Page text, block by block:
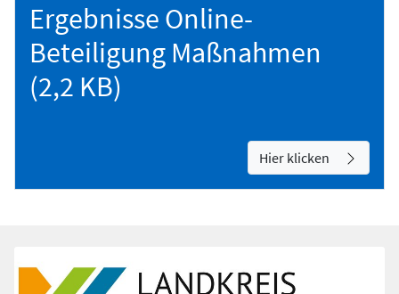
Ergebnisse Online-
Beteiligung Maßnahmen
(2,2 KB)
Hier klicken